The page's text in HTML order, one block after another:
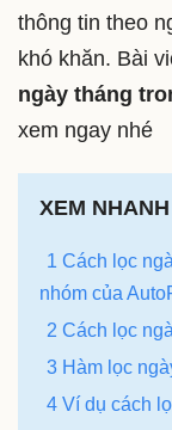
thông tin theo
khó khăn. Bài
ngày tháng
xem ngay nhé
XEM
1 Cách lọc
nhóm của
2 Cách lọc
3 Hàm lọc
4 Ví dụ cách